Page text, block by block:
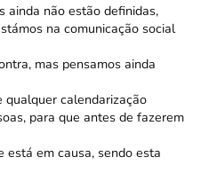
ainda não estão definidas,
na comunicação social
mas pensamos ainda
qualquer calendarização
para que antes de fazerem
em causa, sendo esta